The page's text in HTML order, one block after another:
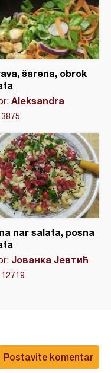
šarena, obrok
Aleksandra
3875
nar salata, posna
Јованка Јевтић
12719
Postavite komentar